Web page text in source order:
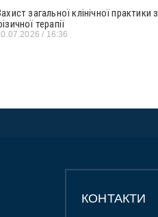
загальної клінічної практики з
терапії
16:36
КОНТАКТИ